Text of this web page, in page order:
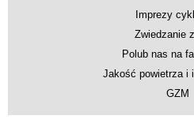
Imprezy
Zwiedzanie
Polub nas na
Jakość powietrza i
GZM